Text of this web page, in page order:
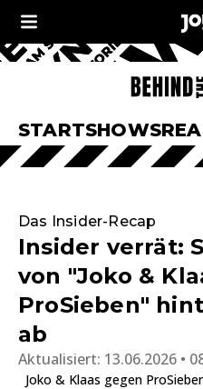
STARTSHOWS
Das Insider-Recap
Insider verrät:
von "Joko &
ProSieben"
ab
Aktualisiert: 13.06.2026 •
Joko & Klaas gegen